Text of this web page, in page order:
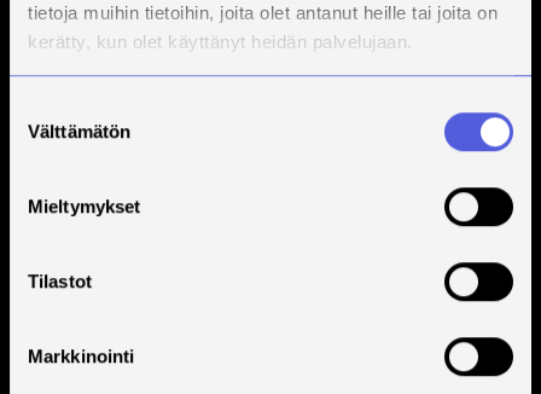
tietoja muihin tietoihin, joita olet antanut heille tai joita on
kerätty, kun olet käyttänyt heidän palvelujaan.
valinta
Välttämätön
Mieltymykset
Tilastot
Markkinointi